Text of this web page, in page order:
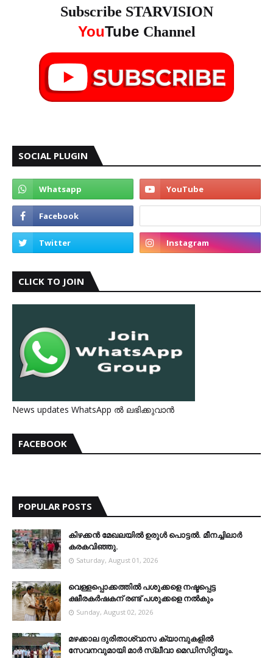
Subscribe STARVISION
YouTube Channel
SOCIAL PLUGIN
CLICK TO JOIN
News updates WhatsApp ൽ ലഭിക്കുവാൻ
FACEBOOK
POPULAR POSTS
കിഴക്കന്‍ മേഖലയില്‍ ഉരുള്‍ പൊട്ടല്‍. മീനച്ചിലാര്‍
കരകവിഞ്ഞു.
Saturday, August 01, 2026
വെള്ളപ്പൊക്കത്തില്‍ പശുക്കളെ നഷ്ടപ്പെട്ട
ക്ഷീരകര്‍ഷകന് രണ്ട് പശുക്കളെ നല്‍കും
Sunday, August 02, 2026
മഴക്കാല ദുരിതാശ്വാസ ക്യാമ്പുകളിൽ
സേവനവുമായി മാർ സ്ലീവാ മെഡിസിറ്റിയും.